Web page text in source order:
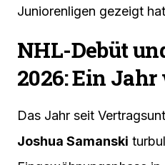
Juniorenligen gezeigt
NHL-Debüt
2026: Ein
Das Jahr seit
Joshua Samanski